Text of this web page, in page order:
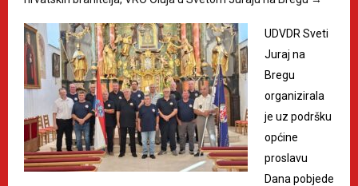
UDVDR Sveti
Juraj na
Bregu
organizirala
je uz podršku
općine
proslavu
Dana pobjede